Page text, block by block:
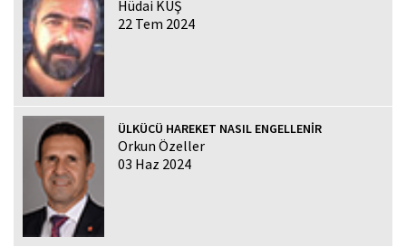
Hüdai KUŞ
22 Tem 2024
ÜLKÜCÜ HAREKET NASIL ENGELLENİR
Orkun Özeller
03 Haz 2024